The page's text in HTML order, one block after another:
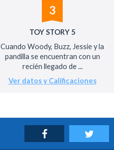
3
TOY STORY 5
Cuando Woody, Buzz, Jessie y la
pandilla se encuentran con un
recién llegado de ...
Ver datos y Calificaciones